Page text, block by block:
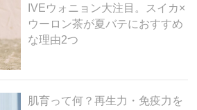
IVEウォニョン大注目。スイカ×
ウーロン茶が夏バテにおすすめ
な理由2つ
肌育って何？再生力・免疫力を